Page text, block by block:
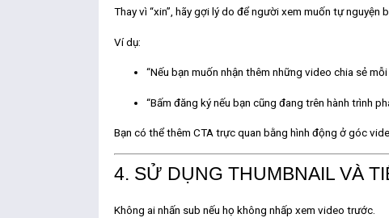
Thay vì “xin”, hãygợi lý do để người xem muốn tự nguyện
Ví dụ:
“Nếu bạn muốn nhận thêm những video chia sẻ
“Bấm đăng ký nếu bạn cũng đang trên hành trình
Bạn có thể thêmCTA trực quan bằng hình động ở góc
4. SỬ DỤNG THUMBNAIL VÀ
Không ai nhấn sub nếu họ không nhấp xem video trước.